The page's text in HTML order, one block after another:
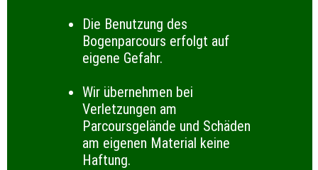
Die Benutzung des
Bogenparcours erfolgt auf
eigene Gefahr.
Wir übernehmen bei
Verletzungen am
Parcoursgelände und Schäden
am eigenen Material keine
Haftung.